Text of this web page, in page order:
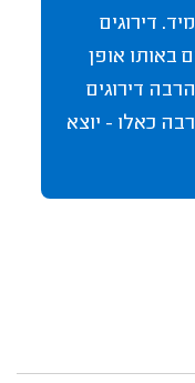
דירוגים
באותו אופן
דירוגים
כאלו - יוצא